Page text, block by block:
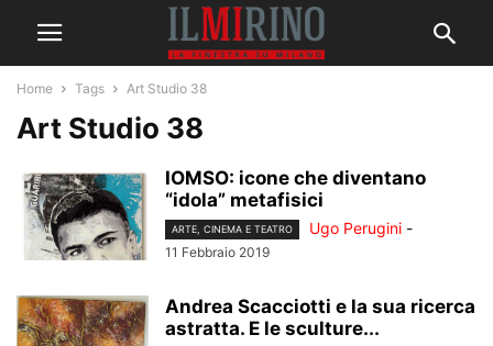
Home Tags Art Studio 38
Art Studio 38
IOMSO: icone che diventano
“idola” metafisici
ARTE, CINEMA E TEATRO Ugo Perugini -
11 Febbraio 2019
Andrea Scacciotti e la sua ricerca
astratta. E le sculture...